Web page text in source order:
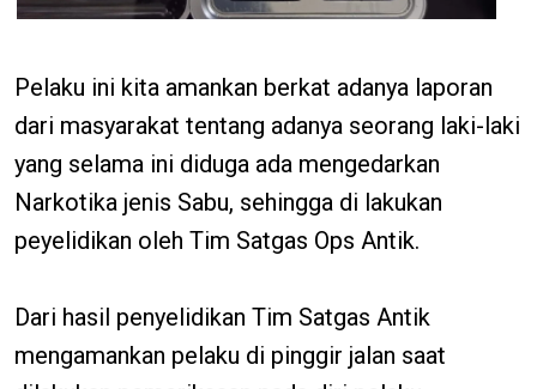
Pelaku ini kita amankan berkat adanya laporan
dari masyarakat tentang adanya seorang laki-laki
yang selama ini diduga ada mengedarkan
Narkotika jenis Sabu, sehingga di lakukan
peyelidikan oleh Tim Satgas Ops Antik.
Dari hasil penyelidikan Tim Satgas Antik
mengamankan pelaku di pinggir jalan saat